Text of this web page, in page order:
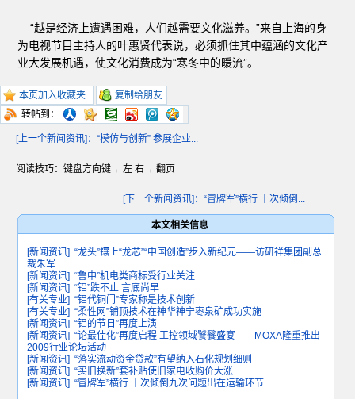
“越是经济上遭遇困难，人们越需要文化滋养。”来自上海的身
为电视节目主持人的叶惠贤代表说，必须抓住其中蕴涵的文化产
业大发展机遇，使文化消费成为“寒冬中的暖流”。
本页加入收藏夹
复制给朋友
转帖到：
[上一个新闻资讯]：“模仿与创新” 参展企业...
阅读技巧：键盘方向键 ←左 右→ 翻页
[下一个新闻资讯]：“冒牌军”横行 十次倾倒...
本文相关信息
[新闻资讯] “龙头”镶上“龙芯”“中国创造”步入新纪元——访研祥集团副总
裁朱军
[新闻资讯] “鲁中”机电类商标受行业关注
[新闻资讯] “铝”跌不止 言底尚早
[有关专业] “铝代铜门”专家称是技术创新
[有关专业] “柔性网”铺顶技术在神华神宁枣泉矿成功实施
[新闻资讯] “铝的节日”再度上演
[新闻资讯] “论最佳化”再度启程 工控领域饕餮盛宴——MOXA隆重推出
2009行业论坛活动
[新闻资讯] “落实流动资金贷款”有望纳入石化规划细则
[新闻资讯] “买旧换新”套补贴使旧家电收购价大涨
[新闻资讯] “冒牌军”横行 十次倾倒九次问题出在运输环节